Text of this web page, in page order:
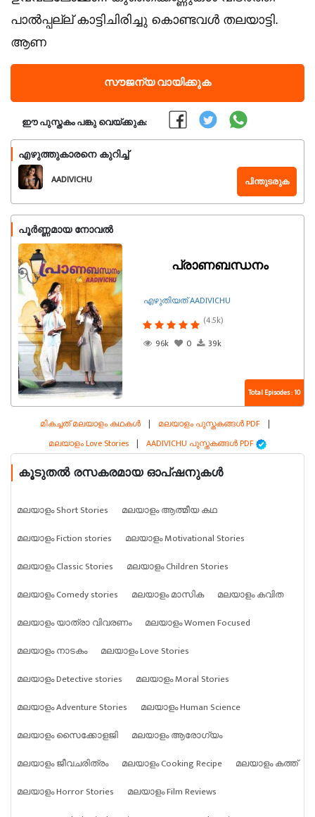
പാൽപ്പല്ല് കാട്ടിചിരിച്ചു കൊണ്ടവൾ തലയാട്ടി.
ആണ
സൗജന്യ വായിക്കുക
ഈ പുസ്തകം പങ്കു വെയ്ക്കുക:
എഴുത്തുകാരനെ കുറിച്ച്
AADIVICHU പിന്തുടരുക
പൂർണ്ണമായ നോവൽ
പ്രാണബന്ധനം
എഴുതിയത് AADIVICHU
(4.5k)
96k
0 39k
Total Episodes : 10
മികച്ചത് മലയാളം കഥകൾ | മലയാളം പുസ്തകങ്ങൾ PDF |
മലയാളം Love Stories | AADIVICHU പുസ്തകങ്ങൾ PDF
കൂടുതൽ രസകരമായ ഓപ്ഷനുകൾ
മലയാളം Short Stories
മലയാളം ആത്മീയ കഥ
മലയാളം Fiction stories
മലയാളം Motivational Stories
മലയാളം Classic Stories
മലയാളം Children Stories
മലയാളം Comedy stories
മലയാളം മാസിക
മലയാളം കവിത
മലയാളം യാത്രാ വിവരണം
മലയാളം Women Focused
മലയാളം നാടകം
മലയാളം Love Stories
മലയാളം Detective stories
മലയാളം Moral Stories
മലയാളം Adventure Stories
മലയാളം Human Science
മലയാളം സൈക്കോളജി
മലയാളം ആരോഗ്യം
മലയാളം ജീവചരിത്രം
മലയാളം Cooking Recipe
മലയാളം കത്ത്
മലയാളം Horror Stories
മലയാളം Film Reviews